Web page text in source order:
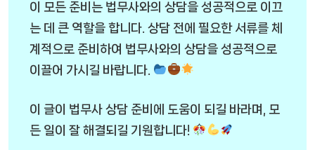
이 모든 준비는 법무사와의 상담을 성공적으로 이끄
는 데 큰 역할을 합니다. 상담 전에 필요한 서류를 체
계적으로 준비하여 법무사와의 상담을 성공적으로
이끌어 가시길 바랍니다.
이 글이 법무사 상담 준비에 도움이 되길 바라며, 모
든 일이 잘 해결되길 기원합니다!